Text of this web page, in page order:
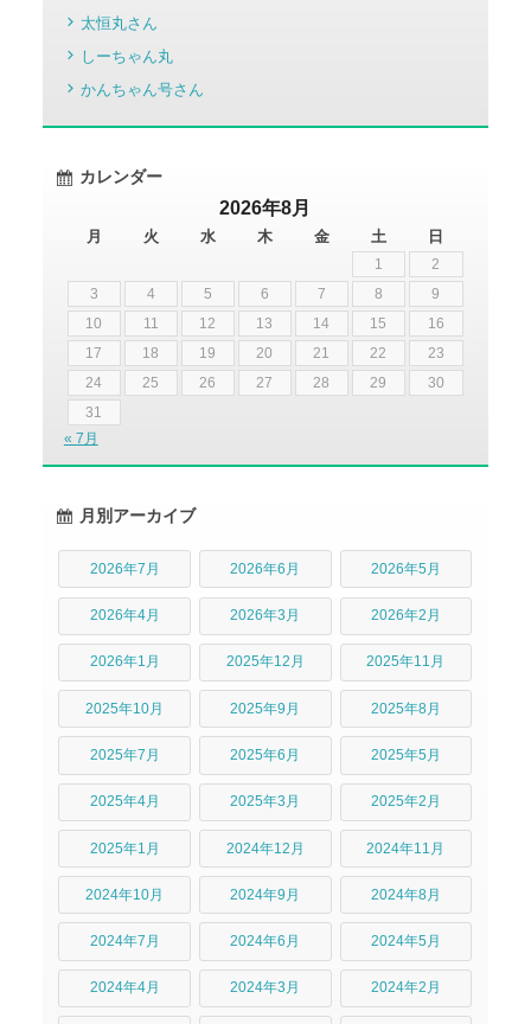
太恒丸さん
しーちゃん丸
かんちゃん号さん
カレンダー
2026年8月
月 火 水 木 金 土 日
1
2
3
4 5 6 7 8
9
10
11 12 13 14 15
16
17
18 19 20 21 22
23
24
25 26 27 28 29
30
31
« 7月
月別アーカイブ
2026年7月 2026年6月 2026年5月
2026年4月 2026年3月 2026年2月
2026年1月 2025年12月 2025年11月
2025年10月 2025年9月 2025年8月
2025年7月 2025年6月 2025年5月
2025年4月 2025年3月 2025年2月
2025年1月 2024年12月 2024年11月
2024年10月 2024年9月 2024年8月
2024年7月 2024年6月 2024年5月
2024年4月 2024年3月 2024年2月